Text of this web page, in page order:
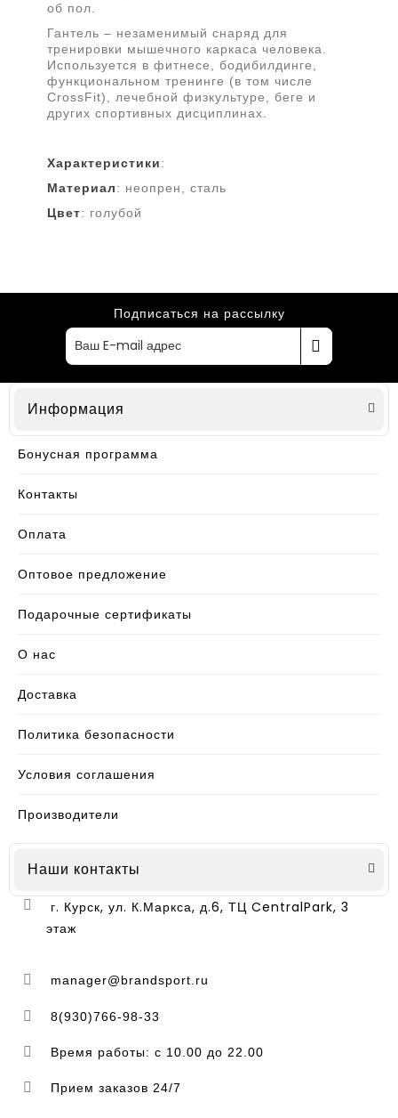
об пол.
Гантель – незаменимый снаряд для
тренировки мышечного каркаса человека.
Используется в фитнесе, бодибилдинге,
функциональном тренинге (в том числе
CrossFit), лечебной физкультуре, беге и
других спортивных дисциплинах.
Характеристики:
Материал: неопрен, сталь
Цвет: голубой
Подписаться на рассылку
Информация
Бонусная программа
Контакты
Оплата
Оптовое предложение
Подарочные сертификаты
О нас
Доставка
Политика безопасности
Условия соглашения
Производители
Наши контакты
г. Курск, ул. К.Маркса, д.6, ТЦ CentralPark, 3
этаж
manager@brandsport.ru
8(930)766-98-33
Время работы: с 10.00 до 22.00
Прием заказов 24/7